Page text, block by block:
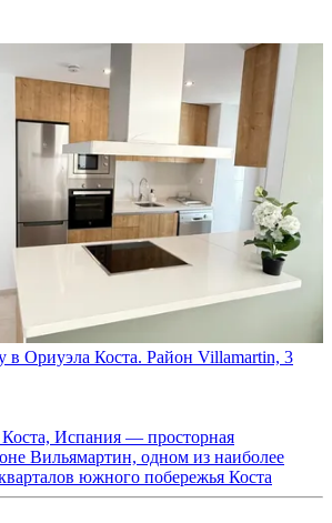
в Ориуэла Коста. Район Villamartin, 3
Испания — просторная
Вильямартин, одном из наиболее
южного побережья Коста